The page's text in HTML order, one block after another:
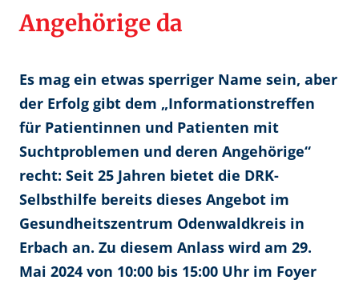
Angehörige da
Es mag ein etwas sperriger Name sein, aber
der Erfolg gibt dem „Informationstreffen
für Patientinnen und Patienten mit
Suchtproblemen und deren Angehörige“
recht: Seit 25 Jahren bietet die DRK-
Selbsthilfe bereits dieses Angebot im
Gesundheitszentrum Odenwaldkreis in
Erbach an. Zu diesem Anlass wird am 29.
Mai 2024 von 10:00 bis 15:00 Uhr im Foyer